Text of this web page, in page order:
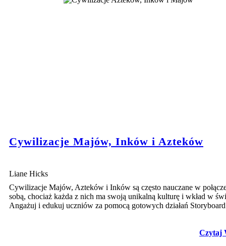
Cywilizacje Majów, Inków i Azteków
Liane Hicks
Cywilizacje Majów, Azteków i Inków są często nauczane w
sobą, chociaż każda z nich ma swoją unikalną kulturę i wkład w
Angażuj i edukuj uczniów za pomocą gotowych działań
Czytaj